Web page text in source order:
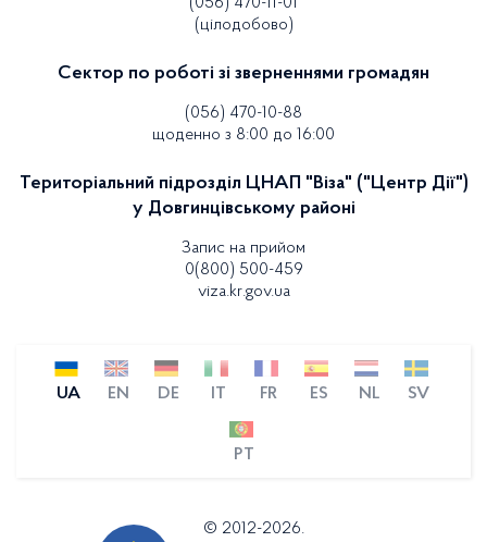
(цілодобово)
Сектор по роботі зі зверненнями громадян
(056) 470-10-88
щоденно з 8:00 до 16:00
Територіальний підрозділ ЦНАП "Віза" ("Центр Дії")
у Довгинцівському районі
Запис на прийом
0(800) 500-459
viza.kr.gov.ua
UA EN DE IT FR ES NL SV
PT
© 2012-2026.